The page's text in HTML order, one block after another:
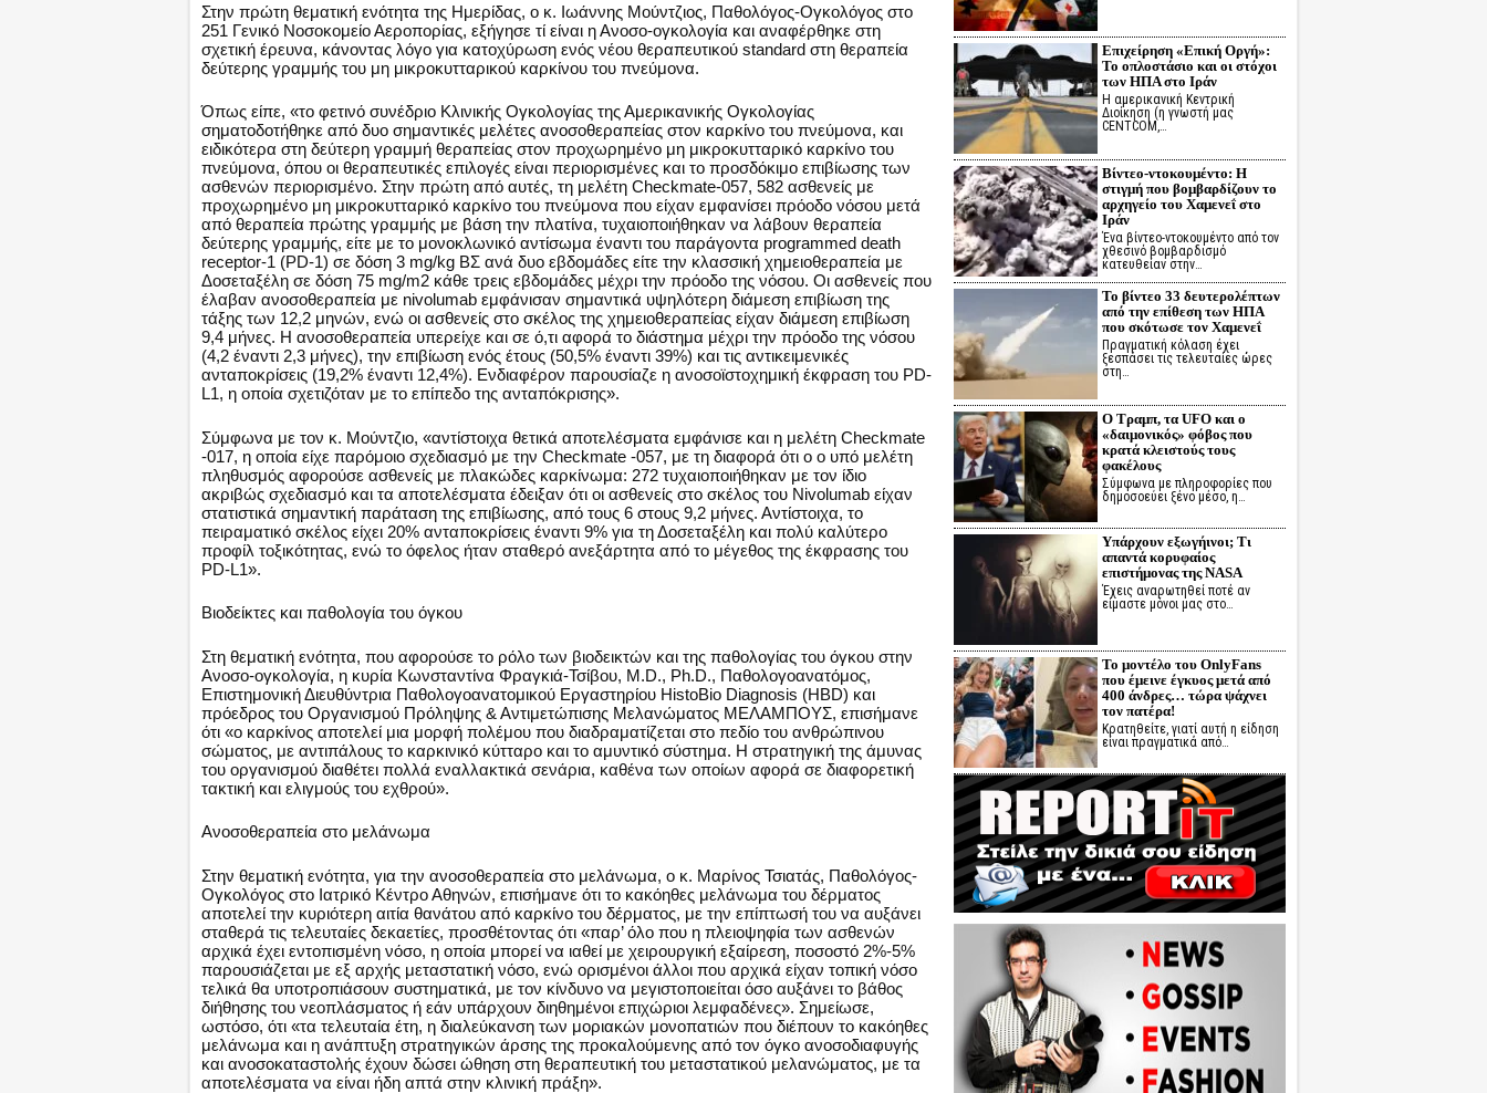
Στην πρώτη θεματική ενότητα της Ημερίδας, ο κ. Ιωάννης Μούντζιος, Παθολόγος-Ογκολόγος στο
251 Γενικό Νοσοκομείο Αεροπορίας, εξήγησε τί είναι η Ανοσο-ογκολογία και αναφέρθηκε στη
σχετική έρευνα, κάνοντας λόγο για κατοχύρωση ενός νέου θεραπευτικού standard στη θεραπεία
δεύτερης γραμμής του μη μικροκυτταρικού καρκίνου του πνεύμονα.
Όπως είπε, «το φετινό συνέδριο Κλινικής Ογκολογίας της Αμερικανικής Ογκολογίας
σηματοδοτήθηκε από δυο σημαντικές μελέτες ανοσοθεραπείας στον καρκίνο του πνεύμονα, και
ειδικότερα στη δεύτερη γραμμή θεραπείας στον προχωρημένο μη μικροκυτταρικό καρκίνο του
πνεύμονα, όπου οι θεραπευτικές επιλογές είναι περιορισμένες και το προσδόκιμο επιβίωσης των
ασθενών περιορισμένο. Στην πρώτη από αυτές, τη μελέτη Checkmate-057, 582 ασθενείς με
προχωρημένο μη μικροκυτταρικό καρκίνο του πνεύμονα που είχαν εμφανίσει πρόοδο νόσου μετά
από θεραπεία πρώτης γραμμής με βάση την πλατίνα, τυχαιοποιήθηκαν να λάβουν θεραπεία
δεύτερης γραμμής, είτε με το μονοκλωνικό αντίσωμα έναντι του παράγοντα programmed death
receptor-1 (PD-1) σε δόση 3 mg/kg BΣ ανά δυο εβδομάδες είτε την κλασσική χημειοθεραπεία με
Δοσεταξέλη σε δόση 75 mg/m2 κάθε τρεις εβδομάδες μέχρι την πρόοδο της νόσου. Οι ασθενείς που
έλαβαν ανοσοθεραπεία με nivolumab εμφάνισαν σημαντικά υψηλότερη διάμεση επιβίωση της
τάξης των 12,2 μηνών, ενώ οι ασθενείς στο σκέλος της χημειοθεραπείας είχαν διάμεση επιβίωση
9,4 μήνες. H ανοσοθεραπεία υπερείχε και σε ό,τι αφορά το διάστημα μέχρι την πρόοδο της νόσου
(4,2 έναντι 2,3 μήνες), την επιβίωση ενός έτους (50,5% έναντι 39%) και τις αντικειμενικές
ανταποκρίσεις (19,2% έναντι 12,4%). Ενδιαφέρον παρουσίαζε η ανοσοϊστοχημική έκφραση του PD-
L1, η οποία σχετιζόταν με το επίπεδο της ανταπόκρισης».
Σύμφωνα με τον κ. Μούντζιο, «αντίστοιχα θετικά αποτελέσματα εμφάνισε και η μελέτη Checkmate
-017, η οποία είχε παρόμοιο σχεδιασμό με την Checkmate -057, με τη διαφορά ότι ο ο υπό μελέτη
πληθυσμός αφορούσε ασθενείς με πλακώδες καρκίνωμα: 272 τυχαιοποιήθηκαν με τον ίδιο
ακριβώς σχεδιασμό και τα αποτελέσματα έδειξαν ότι οι ασθενείς στο σκέλος του Nivolumab είχαν
στατιστικά σημαντική παράταση της επιβίωσης, από τους 6 στους 9,2 μήνες. Αντίστοιχα, το
πειραματικό σκέλος είχει 20% ανταποκρίσεις έναντι 9% για τη Δοσεταξέλη και πολύ καλύτερο
προφίλ τοξικότητας, ενώ το όφελος ήταν σταθερό ανεξάρτητα από το μέγεθος της έκφρασης του
PD-L1».
Βιοδείκτες και παθολογία του όγκου
Στη θεματική ενότητα, που αφορούσε το ρόλο των βιοδεικτών και της παθολογίας του όγκου στην
Ανοσο-ογκολογία, η κυρία Κωνσταντίνα Φραγκιά-Τσίβου, M.D., Ph.D., Παθολογοανατόμος,
Επιστημονική Διευθύντρια Παθολογοανατομικού Εργαστηρίου HistoBio Diagnosis (HBD) και
πρόεδρος του Οργανισμού Πρόληψης & Αντιμετώπισης Μελανώματος ΜΕΛΑΜΠΟΥΣ, επισήμανε
ότι «ο καρκίνος αποτελεί μια μορφή πολέμου που διαδραματίζεται στο πεδίο του ανθρώπινου
σώματος, με αντιπάλους το καρκινικό κύτταρο και το αμυντικό σύστημα. Η στρατηγική της άμυνας
του οργανισμού διαθέτει πολλά εναλλακτικά σενάρια, καθένα των οποίων αφορά σε διαφορετική
τακτική και ελιγμούς του εχθρού».
Ανοσοθεραπεία στο μελάνωμα
Στην θεματική ενότητα, για την ανοσοθεραπεία στο μελάνωμα, ο κ. Μαρίνος Τσιατάς, Παθολόγος-
Ογκολόγος στο Ιατρικό Κέντρο Αθηνών, επισήμανε ότι το κακόηθες μελάνωμα του δέρματος
αποτελεί την κυριότερη αιτία θανάτου από καρκίνο του δέρματος, με την επίπτωσή του να αυξάνει
σταθερά τις τελευταίες δεκαετίες, προσθέτοντας ότι «παρ’ όλο που η πλειοψηφία των ασθενών
αρχικά έχει εντοπισμένη νόσο, η οποία μπορεί να ιαθεί με χειρουργική εξαίρεση, ποσοστό 2%-5%
παρουσιάζεται με εξ αρχής μεταστατική νόσο, ενώ ορισμένοι άλλοι που αρχικά είχαν τοπική νόσο
τελικά θα υποτροπιάσουν συστηματικά, με τον κίνδυνο να μεγιστοποιείται όσο αυξάνει το βάθος
διήθησης του νεοπλάσματος ή εάν υπάρχουν διηθημένοι επιχώριοι λεμφαδένες». Σημείωσε,
ωστόσο, ότι «τα τελευταία έτη, η διαλεύκανση των μοριακών μονοπατιών που διέπουν το κακόηθες
μελάνωμα και η ανάπτυξη στρατηγικών άρσης της προκαλούμενης από τον όγκο ανοσοδιαφυγής
και ανοσοκαταστολής έχουν δώσει ώθηση στη θεραπευτική του μεταστατικού μελανώματος, με τα
αποτελέσματα να είναι ήδη απτά στην κλινική πράξη».
Επιχείρηση «Επική Οργή»:
Το οπλοστάσιο και οι στόχοι
των ΗΠΑ στο Ιράν
Η αμερικανική Κεντρική
Διοίκηση (η γνωστή μας
CENTCOM,…
Βίντεο-ντοκουμέντο: Η
στιγμή που βομβαρδίζουν το
αρχηγείο του Χαμενεΐ στο
Ιράν
Ένα βίντεο-ντοκουμέντο από τον
χθεσινό βομβαρδισμό
κατευθείαν στην…
Το βίντεο 33 δευτερολέπτων
από την επίθεση των ΗΠΑ
που σκότωσε τον Χαμενεΐ
Πραγματική κόλαση έχει
ξεσπάσει τις τελευταίες ώρες
στη…
Ο Τραμπ, τα UFO και ο
«δαιμονικός» φόβος που
κρατά κλειστούς τους
φακέλους
Σύμφωνα με πληροφορίες που
δημοσοεύει ξένο μέσο, η…
Υπάρχουν εξωγήινοι; Τι
απαντά κορυφαίος
επιστήμονας της NASA
Έχεις αναρωτηθεί ποτέ αν
είμαστε μόνοι μας στο…
Το μοντέλο του OnlyFans
που έμεινε έγκυος μετά από
400 άνδρες… τώρα ψάχνει
τον πατέρα!
Κρατηθείτε, γιατί αυτή η είδηση
είναι πραγματικά από…